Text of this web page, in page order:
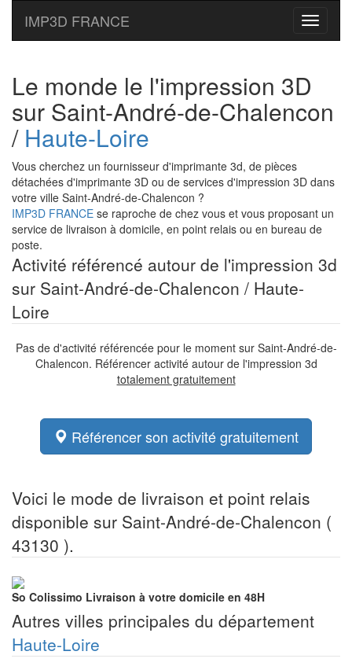
Toggle
IMP3D FRANCE
Le monde le l'impression 3D
sur Saint-André-de-Chalencon
/ Haute-Loire
Vous cherchez un fournisseur d'imprimante 3d, de pièces
détachées d'imprimante 3D ou de services d'impression 3D dans
votre ville Saint-André-de-Chalencon ?
IMP3D FRANCE se raproche de chez vous et vous proposant un
service de livraison à domicile, en point relais ou en bureau de
poste.
Activité référencé autour de l'impression 3d
sur Saint-André-de-Chalencon / Haute-
Loire
Pas de d'activité référencée pour le moment sur Saint-André-de-
Chalencon. Référencer activité autour de l'impression 3d
totalement gratuitement
Référencer son activité gratuitement
Voici le mode de livraison et point relais
disponible sur Saint-André-de-Chalencon (
43130 ).
So Colissimo Livraison à votre domicile en 48H
Autres villes principales du département
Haute-Loire